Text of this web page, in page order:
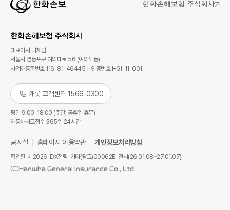
대표이사 나채범
서울시 영등포구 여의대로 56 (여의도동)
사업자등록번호 116-81-46445
인증번호 HGI-11-001
캐롯 고객센터 1566-0300
평일 9:00-18:00 (주말, 공휴일 휴무)
자동차사고접수 365일 24시간
공시실 홈페이지 이용약관 개인정보처리방침
확인필-제2026-DX전략-기타(광고)00062E-전사(26.01.08~27.01.07)
(C)Hanwha General Insurance Co., Ltd.